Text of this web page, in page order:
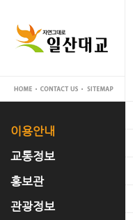
이용안내
교통정보
홍보관
관광정보